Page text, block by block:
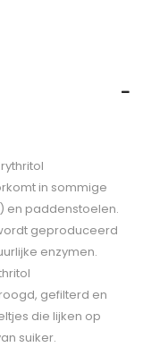
in sommige
en paddenstoelen.
geproduceerd
enzymen.
gefilterd en
die lijken op
suiker.